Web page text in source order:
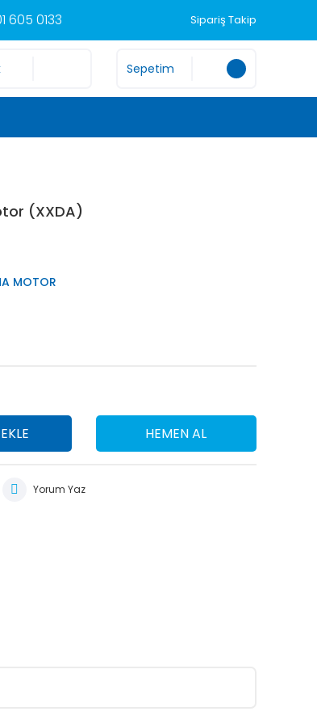
605 0133 Sipariş Takip
Sepetim
(XXDA)
MOTOR
HEMEN AL
Yorum Yaz